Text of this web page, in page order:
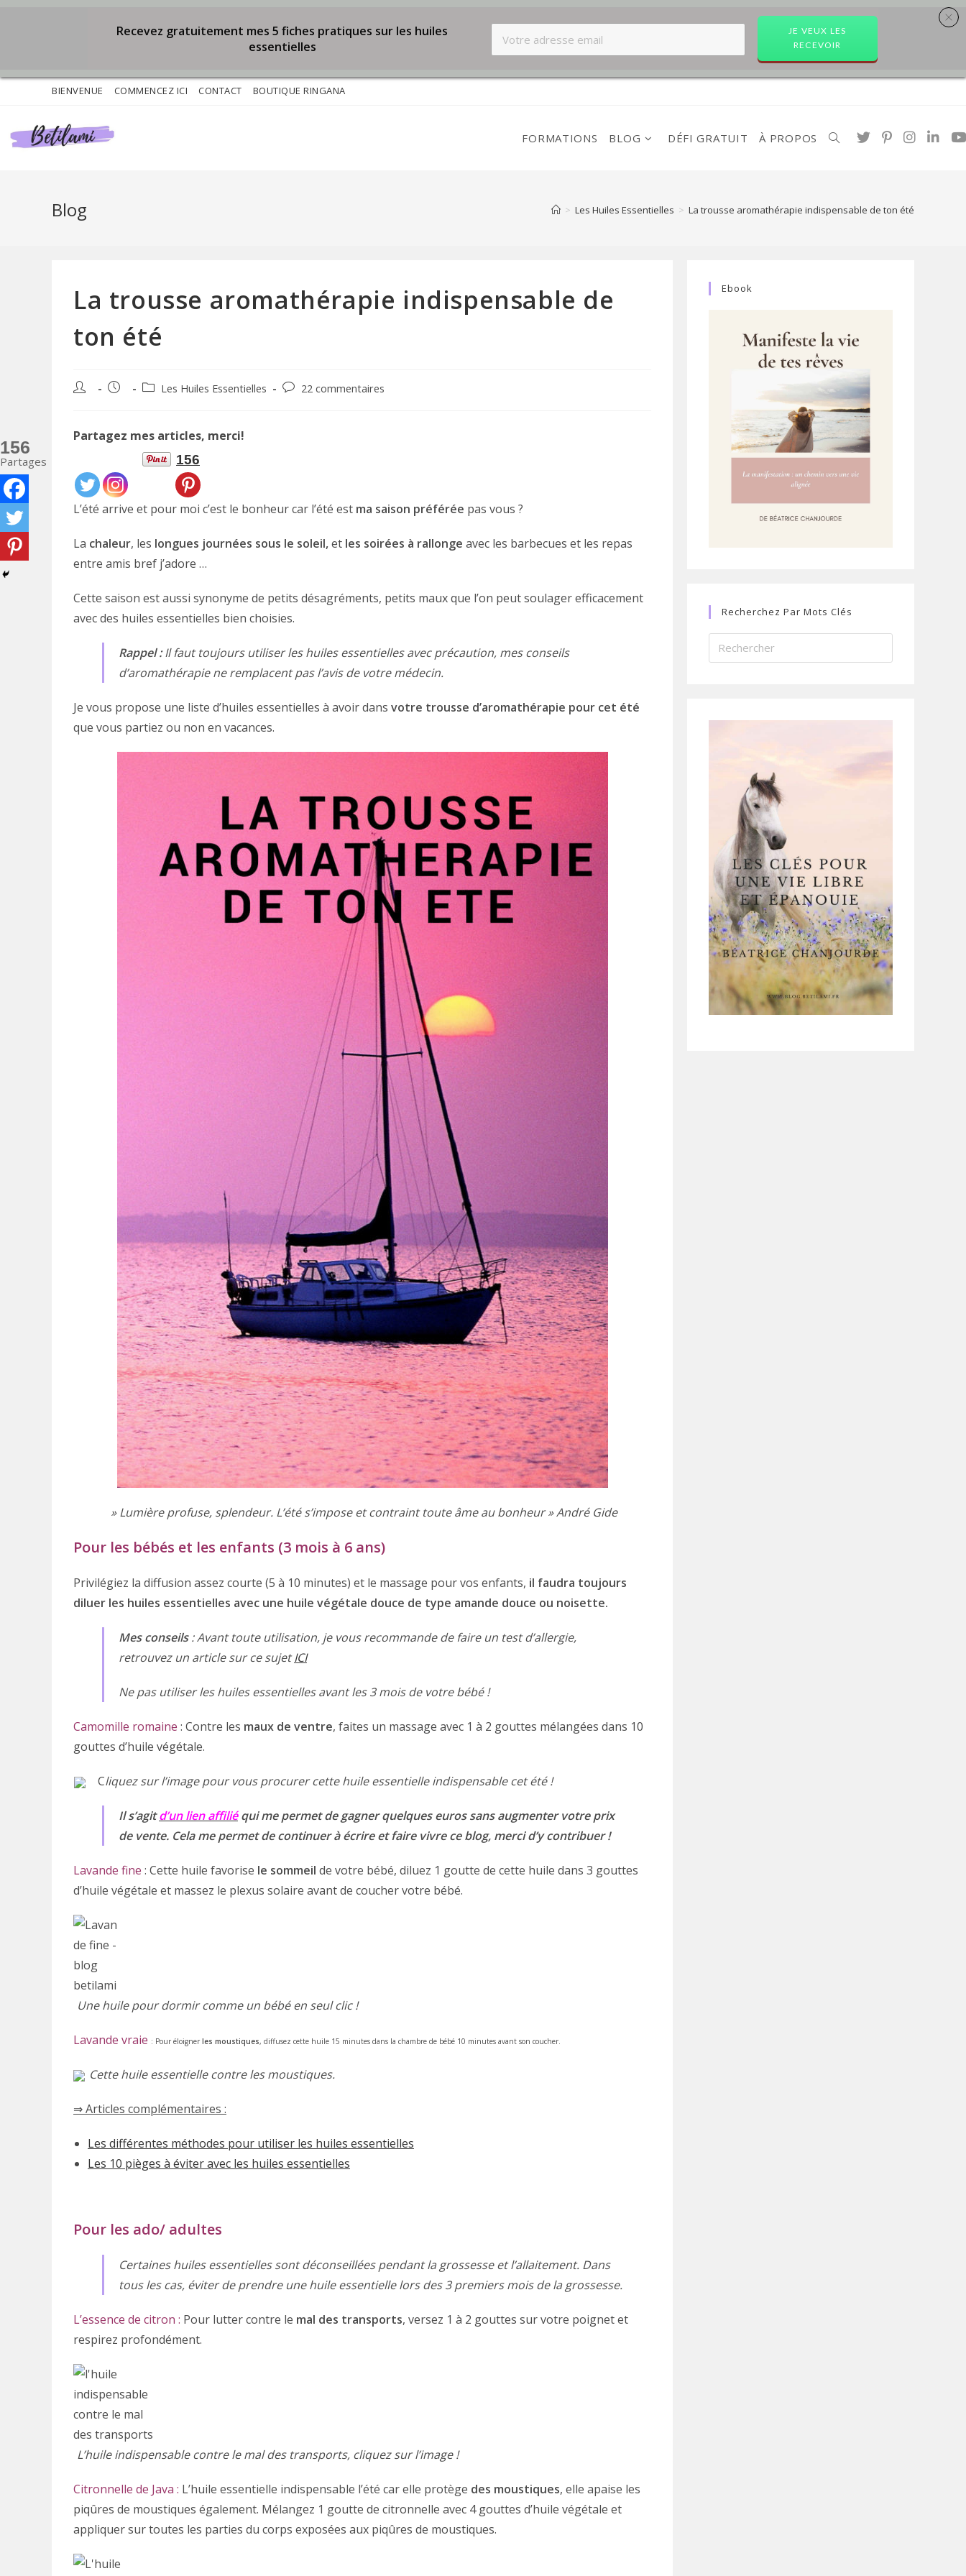
BIENVENUE COMMENCEZ ICI CONTACT BOUTIQUE RINGANA
FORMATIONS BLOG DÉFI GRATUIT À PROPOS Toggle
Blog > Les Huiles Essentielles > La trousse aromathérapie indispensable de ton été
La trousse aromathérapie indispensable de
ton été
Auteur/autrice
publication :
Publication
PostLes Huiles Essentielles
Commentaires
22 commentaires
Partagez mes articles, merci!
156
L’été arrive et pour moi c’est le bonheur car l’été est ma saison préférée pas vous ?
La chaleur, les longues journées sous le soleil,et les soirées à rallonge avec les barbecues et les repas
entre amis bref j’adore …
Cette saison est aussi synonyme de petits désagréments, petits maux que l’on peut soulager efficacement
avec des huiles essentielles bien choisies.
Rappel :Il faut toujours utiliser les huiles essentielles avec précaution, mes conseils
d’aromathérapie ne remplacent pas l’avis de votre médecin.
Je vous propose une liste d’huiles essentielles à avoir dans votre trousse d’aromathérapie pour cet été
que vous partiez ou non en vacances.
» Lumière profuse, splendeur. L’été s’impose et contraint toute âme au bonheur » André Gide
Pour les bébés et les enfants (3 mois à 6 ans)
Privilégiez la diffusion assez courte (5 à 10 minutes) et le massage pour vos enfants, il faudra toujours
diluer les huiles essentielles avec une huile végétale douce de type amande douce ou noisette.
Mes conseils: Avant toute utilisation, je vous recommande de faire un test d’allergie,
retrouvez un article sur ce sujetICI
Ne pas utiliser les huiles essentielles avant les 3 mois de votre bébé !
Camomille romaine : Contre les maux de ventre, faites un massage avec 1 à 2 gouttes mélangées dans 10
gouttes d’huile végétale.
Cliquez sur l’image pour vous procurer cette huile essentielle indispensable cet été !
Il s’agit d’un lien affiliéqui me permet de gagner quelques euros sans augmenter votre prix
de vente. Cela me permet de continuer à écrire et faire vivre ce blog, merci d’y contribuer !
Lavande fine : Cette huile favorise le sommeil de votre bébé, diluez 1 goutte de cette huile dans 3 gouttes
d’huile végétale et massez le plexus solaire avant de coucher votre bébé.
Une huile pour dormir comme un bébé en seul clic !
Lavande vraie : Pour éloigner les moustiques, diffusez cette huile 15 minutes dans la chambre de bébé 10 minutes avant son coucher.
Cette huile essentielle contre les moustiques.
⇒ Articles complémentaires :
Les différentes méthodes pour utiliser les huiles essentielles
Les 10 pièges à éviter avec les huiles essentielles
Pour les ado/ adultes
Certaines huiles essentielles sont déconseillées pendant la grossesse et l’allaitement. Dans
tous les cas, éviter de prendre une huile essentielle lors des 3 premiers mois de la grossesse.
L’essence de citron : Pour lutter contre le mal des transports, versez 1 à 2 gouttes sur votre poignet et
respirez profondément.
L’huile indispensable contre le mal des transports, cliquez sur l’image !
Citronnelle de Java : L’huile essentielle indispensable l’été car elle protège des moustiques, elle apaise les
piqûres de moustiques également. Mélangez 1 goutte de citronnelle avec 4 gouttes d’huile végétale et
appliquer sur toutes les parties du corps exposées aux piqûres de moustiques.
156
Partages
Ebook
Recherchez Par Mots Clés
Recevez gratuitement mes 5 fiches pratiques sur les huiles
essentielles
JE VEUX LES
RECEVOIR